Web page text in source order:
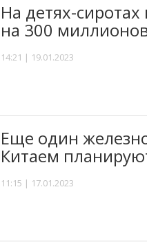
На детях-
на 300
14:21 | 19.01.2023
Еще один
Китаем
11:15 | 17.01.2023